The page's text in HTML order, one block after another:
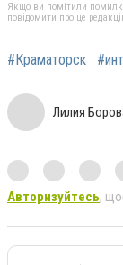
Якщо ви помітили
повідомити про це
#Краматорск
Лилия
Авторизуйтесь,